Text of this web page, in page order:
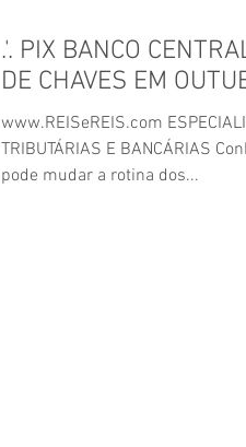
.'. PIX BANCO
DE CHAVES EM
www.REISeREIS.com
TRIBUTÁRIAS E BANCÁRIAS
pode mudar a rotina dos...